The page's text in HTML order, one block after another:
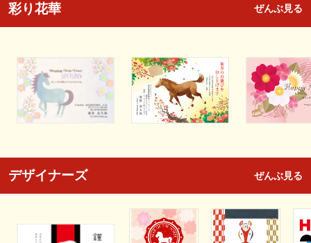
彩り花華 ぜんぶ見る
デザイナーズ ぜんぶ見る